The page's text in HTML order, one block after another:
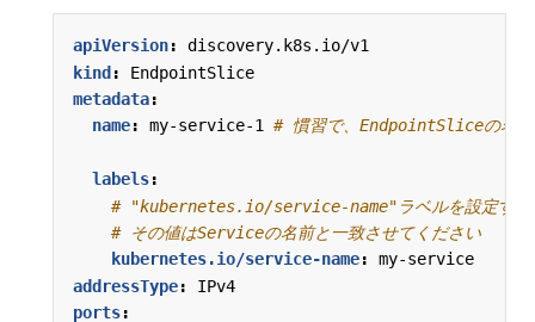
apiVersion:
discovery.k8s.io/v1
kind :
EndpointSlice
metadata:
name: my-service-1 # 慣習で、EndpointSliceの名前
labels:
# "kubernetes.io/service-name"ラベルを設定する
# その値はServiceの名前と一致させてください
kubernetes.io/service-name:
my-service
addressType:
IPv4
ports: